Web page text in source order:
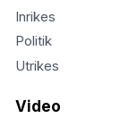
Inrikes
Politik
Utrikes
Video